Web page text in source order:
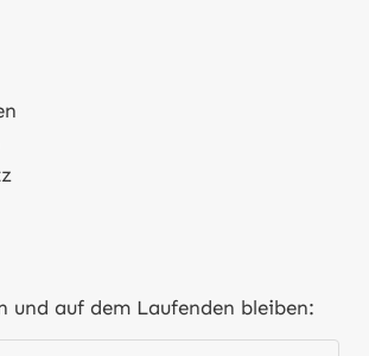
und auf dem Laufenden bleiben: